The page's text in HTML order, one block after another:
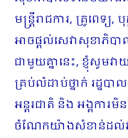
មន្ត្រីរាជការ, គ្រូពេទ្
អាចផ្ដល់សេវាសុខាភិប
ជាមួយគ្នានេះ, ខ្ញុំសូមវ
គ្រប់លំដាប់ថ្នាក់ រដ្ឋបា
អន្ដរជាតិ និង អង្គការ
ចំណែកយ៉ាងសំខាន់ដល់វ